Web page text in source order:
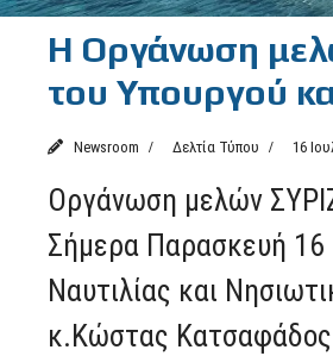
Η Οργάνωση
του Υπουργού
Newsroom Δελτία Τύπου 16
Οργάνωση μελών
Σήμερα Παρασκευή 16
Ναυτιλίας και
κ.Κώστας